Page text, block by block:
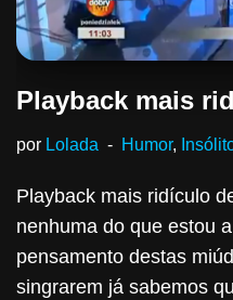
Playback mais
por Lolada Humor,
Playback mais ridículo
nenhuma do que estou
pensamento destas
singrarem já sabemos